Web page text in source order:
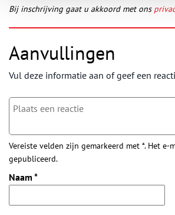
Bij inschrijving gaat u akkoord met ons
Aanvullingen
Vul deze informatie aan of geef een
Vereiste velden zijn gemarkeerd met *. Het
gepubliceerd.
Naam *